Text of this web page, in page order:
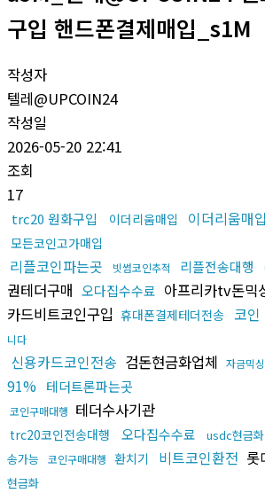
구입 핸드폰결제매입_s1M
작성자
텔레@UPCOIN24
작성일
2026-05-20 22:41
조회
17
trc20 원화구입 이더리움매입 이더리움매입
모든코인고가매입
리플코인파는곳 빗썸코인추적 리플전송대행
권테더구매 오다집수수료 아프리카tv돈믹
카드비트코인구입 휴대폰결제테더전송 코인
니다
신용카드코인전송 검돈현금화업체 자금믹싱
91% 테더트론파는곳
코인구매대행 테더수사기관
trc20코인전송대행 오다집수수료 usdc현금화
송가능
코인구매대행 환치기 비트코인환전 롯
현금화